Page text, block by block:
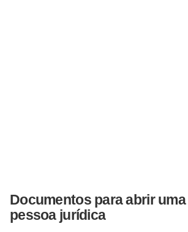
Documentos para abrir
pessoa jurídica
t
o